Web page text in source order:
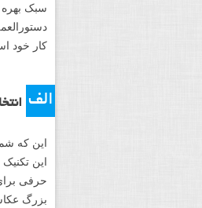
سبک بهره
کار خود
الف
این که
این
حرفی
بزرگ